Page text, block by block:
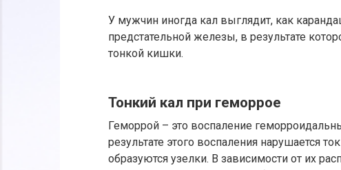
У мужчин иногда кал выглядит, как
предстательной железы, в результате
тонкой кишки.
Тонкий кал при геморрое
Геморрой – это воспаление
результате этого воспаления нарушается
образуются узелки. В зависимости от их